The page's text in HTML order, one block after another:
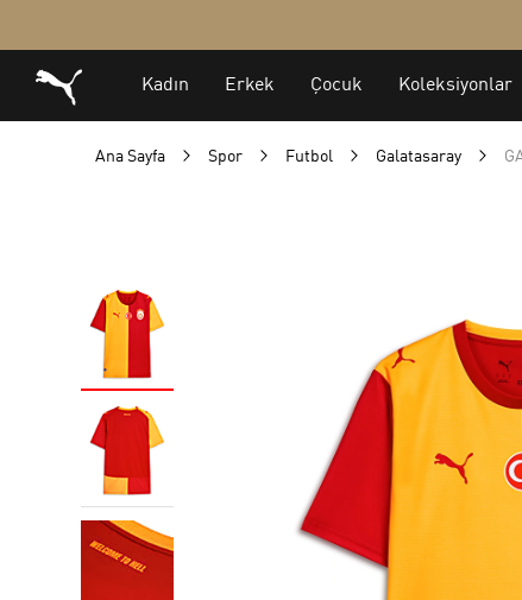
Ana Sayfa Spor Futbol Galatasaray